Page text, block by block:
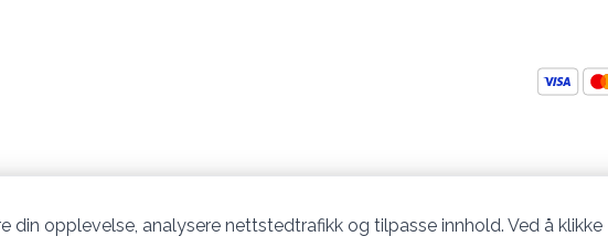
din opplevelse, analysere nettstedtrafikk og tilpasse innhold. Ved å klikke